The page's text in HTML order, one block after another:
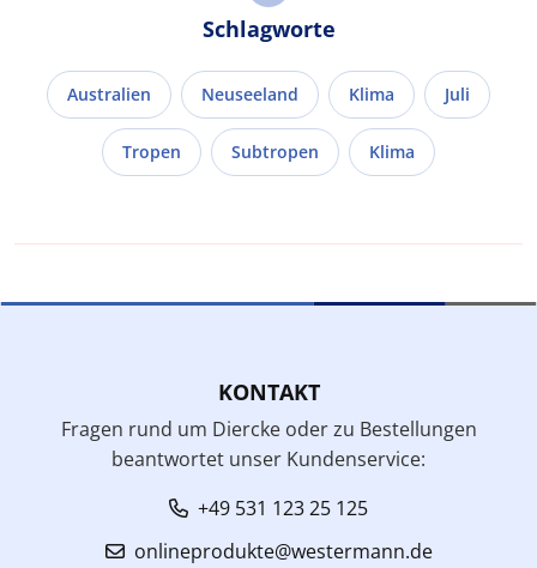
Schlagworte
Australien Neuseeland Klima Juli
Tropen Subtropen Klima
KONTAKT
Fragen rund um Diercke oder zu Bestellungen
beantwortet unser Kundenservice:
+49 531 123 25 125
onlineprodukte@westermann.de